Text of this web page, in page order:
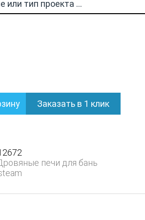
Заказать в 1 клик
печи для бань